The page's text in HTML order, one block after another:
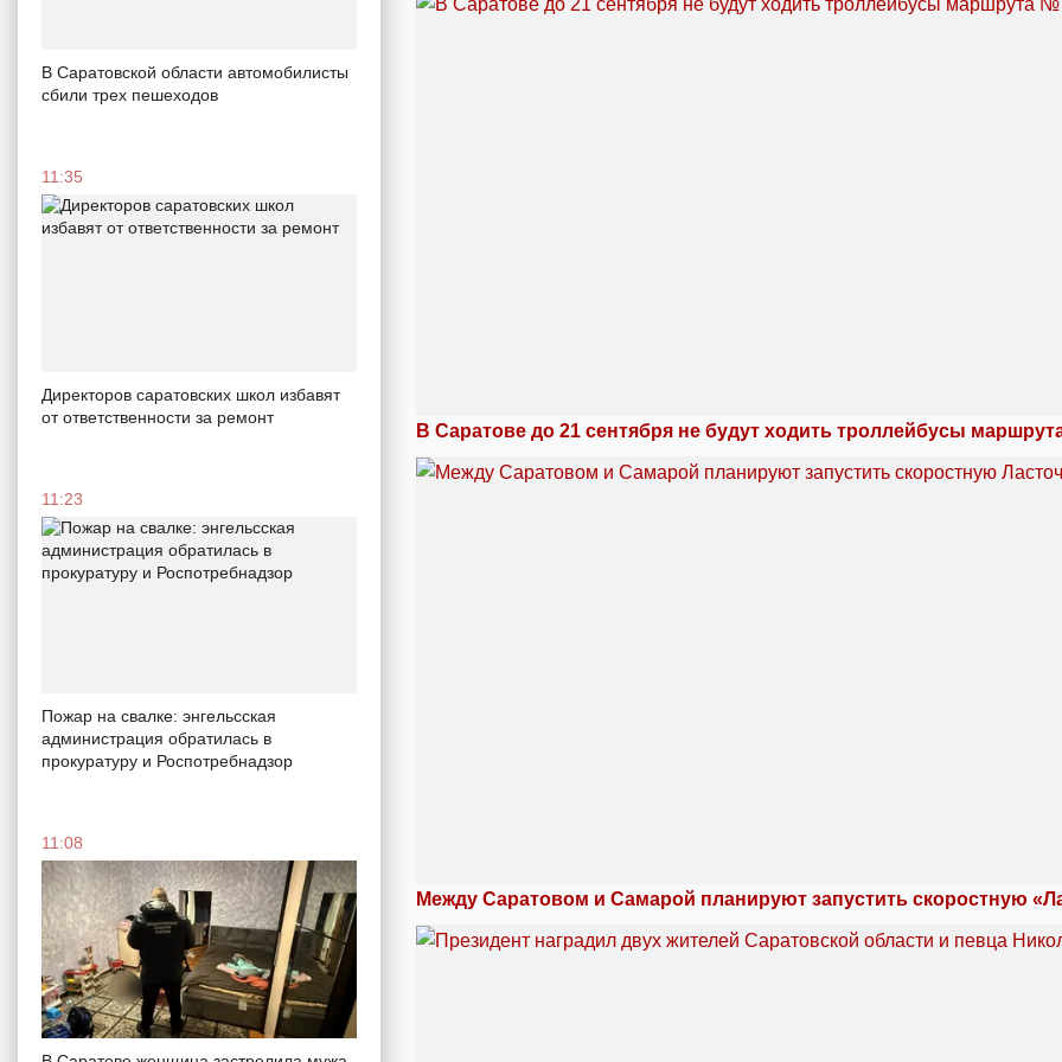
В Саратовской области автомобилисты
сбили трех пешеходов
11:35
Директоров саратовских школ избавят
от ответственности за ремонт
11:23
Пожар на свалке: энгельсская
администрация обратилась в
прокуратуру и Роспотребнадзор
11:08
В Саратове до 21 сентября не будут ходить троллейбусы
Между Саратовом и Самарой планируют запустить скоростную